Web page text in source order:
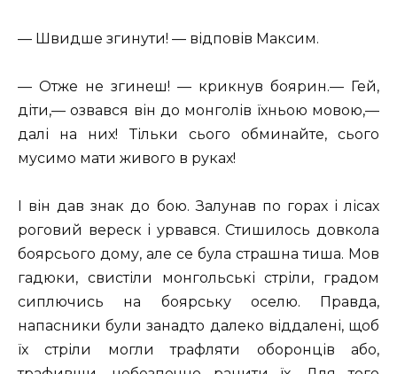
— Швидше згинути! — відповів Максим.
— Отже не згинеш! — крикнув боярин.— Гей,
діти,— озвався він до монголів їхньою мовою,—
далі на них! Тільки сього обминайте, сього
мусимо мати живого в руках!
І він дав знак до бою. Залунав по горах і лісах
роговий вереск і урвався. Стишилось довкола
боярсього дому, але се була страшна тиша. Мов
гадюки, свистіли монгольські стріли, градом
сиплючись на боярську оселю. Правда,
напасники були занадто далеко віддалені, щоб
їх стріли могли трафляти оборонців або,